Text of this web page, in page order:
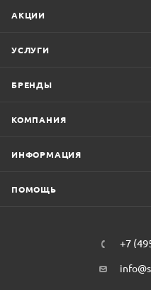
АКЦИИ
УСЛУГИ
БРЕНДЫ
КОМПАНИЯ
ИНФОРМАЦИЯ
ПОМОЩЬ
+7